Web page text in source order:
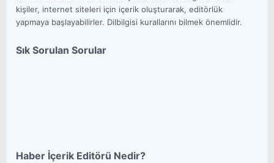
kişiler, internet siteleri için içerik oluşturarak, editörlük
yapmaya başlayabilirler. Dilbilgisi kurallarını bilmek önemlidir.
Sık Sorulan Sorular
Haber İçerik Editörü Nedir?